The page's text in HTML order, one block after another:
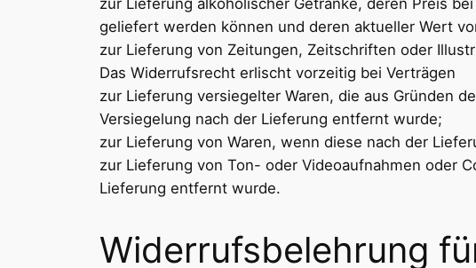
geliefert werden können und deren aktueller Wert
zur Lieferung von Zeitungen, Zeitschriften oder
Das Widerrufsrecht erlischt vorzeitig bei Verträgen
zur Lieferung versiegelter Waren, die aus Gründen
Versiegelung nach der Lieferung entfernt wurde;
zur Lieferung von Waren, wenn diese nach der
zur Lieferung von Ton- oder Videoaufnahmen oder
Lieferung entfernt wurde.
Widerrufsbelehrung